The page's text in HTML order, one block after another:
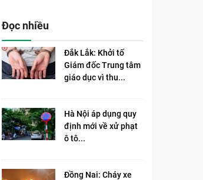
Đọc nhiều
Đắk Lắk: Khởi tố
Giám đốc Trung tâm
giáo dục vì thu...
Hà Nội áp dụng quy
định mới về xử phạt
ô tô...
Đồng Nai: Cháy xe